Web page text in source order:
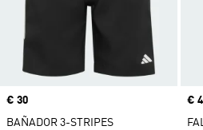
Precio
€ 30
BAÑADOR 3-STRIPES
€